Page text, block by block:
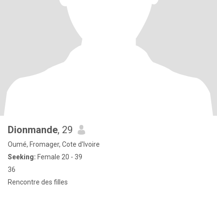
Dionmande, 29
Oumé, Fromager, Cote d'Ivoire
Seeking: Female 20 - 39
36
Rencontre des filles